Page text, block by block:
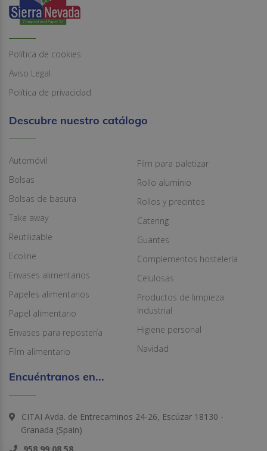
Política de cookies
Aviso Legal
Política de privacidad
Descubre nuestro catálogo
Automóvil
Bolsas
Bolsas de basura
Take away
Reutilizable
Ecoline
Envases alimentarios
Papeles alimentarios
Papel alimentario
Envases para repostería
Film alimentario
Film para paletizar
Rollo aluminio
Rollos y precintos
Catering
Guantes
Complementos hostelería
Celulosas
Productos de limpieza
Industrial
Higiene personal
Navidad
Encuéntranos en...
CITAI Avda. de Entrecaminos 24-26, Escúzar 18130 -
Granada (Spain)